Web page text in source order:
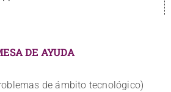
DE AYUDA
de ámbito tecnológico)